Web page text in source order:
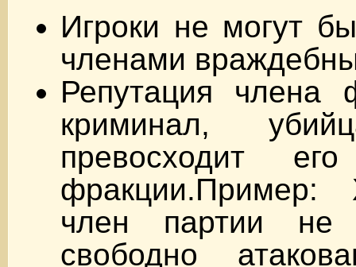
Игроки не могут
членами
Репутация члена
криминал,
превосходит
фракции.Пример:
член партии не
свободно